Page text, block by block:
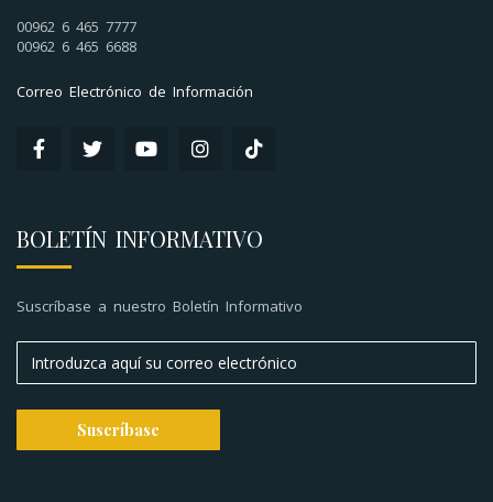
00962 6 465 7777
00962 6 465 6688
Correo Electrónico de Información
BOLETÍN INFORMATIVO
Suscríbase a nuestro Boletín Informativo